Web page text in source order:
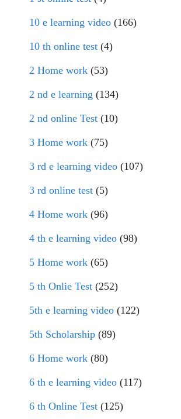
10 e learning video (166)
10 th online test (4)
2 Home work (53)
2 nd e learning (134)
2 nd online Test (10)
3 Home work (75)
3 rd e learning video (107)
3 rd online test (5)
4 Home work (96)
4 th e learning video (98)
5 Home work (65)
5 th Onlie Test (252)
5th e learning video (122)
5th Scholarship (89)
6 Home work (80)
6 th e learning video (117)
6 th Online Test (125)